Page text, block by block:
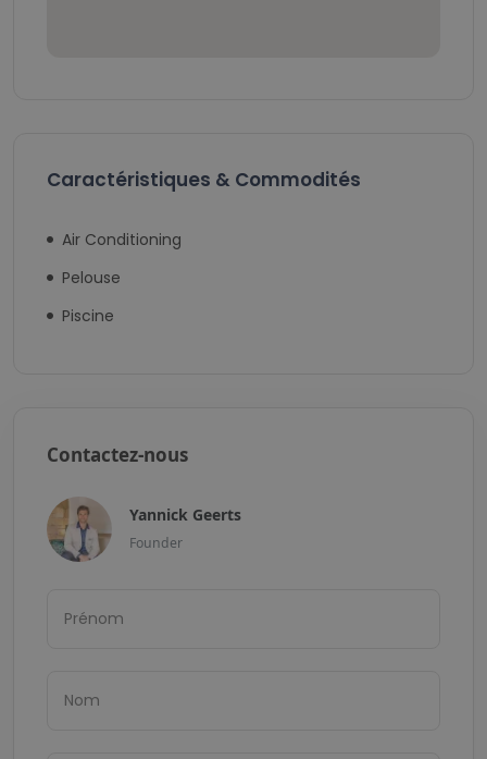
Caractéristiques & Commodités
Air Conditioning
Pelouse
Piscine
Contactez-nous
Yannick Geerts
Founder